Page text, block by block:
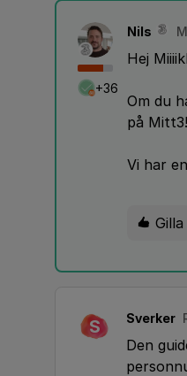
+36
Nils
Hej
Om du
på
Vi har
Gilla
S Sverker
Den